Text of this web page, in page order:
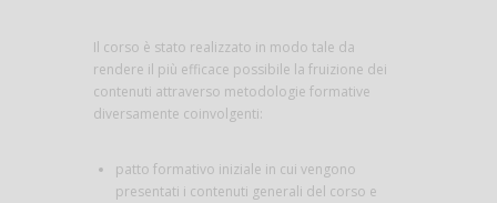
Il corso è stato realizzato in modo tale da
rendere il più efficace possibile la fruizione dei
contenuti attraverso metodologie formative
diversamente coinvolgenti:
patto formativo iniziale in cui vengono
presentati i contenuti generali del corso e